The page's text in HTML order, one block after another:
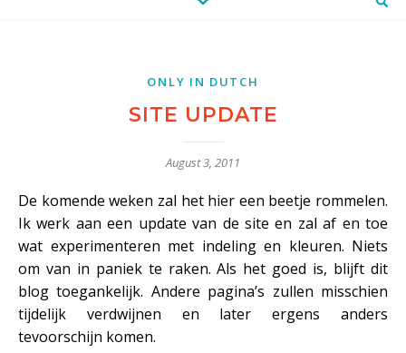
ONLY IN DUTCH
SITE UPDATE
August 3, 2011
De komende weken zal het hier een beetje rommelen.
Ik werk aan een update van de site en zal af en toe
wat experimenteren met indeling en kleuren. Niets
om van in paniek te raken. Als het goed is, blijft dit
blog toegankelijk. Andere pagina’s zullen misschien
tijdelijk verdwijnen en later ergens anders
tevoorschijn komen.